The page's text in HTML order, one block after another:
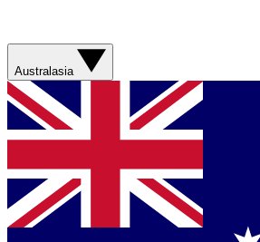
Australasia